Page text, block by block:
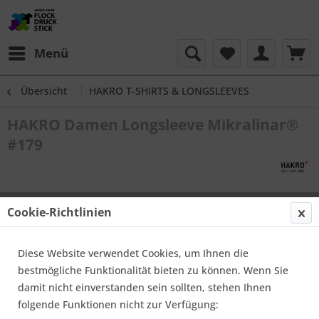
Menü
Übersicht HAKRO T-SHIRTS & LONGSLEEVES
HAKRO Damen Longsleeve Mikralinar®
#179
Cookie-Richtlinien
Diese Website verwendet Cookies, um Ihnen die
bestmögliche Funktionalität bieten zu können. Wenn Sie
damit nicht einverstanden sein sollten, stehen Ihnen
folgende Funktionen nicht zur Verfügung: